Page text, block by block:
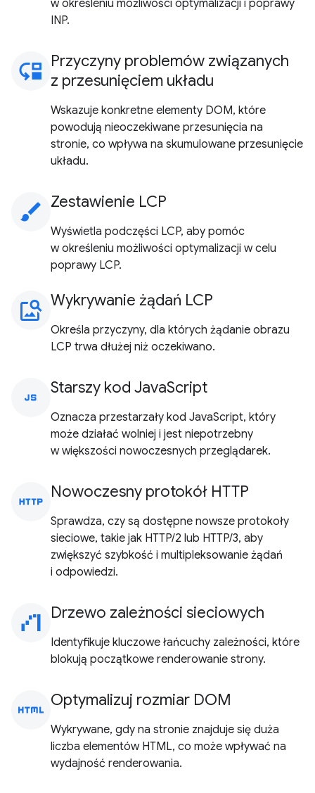
w określeniu możliwości optymalizacji i poprawy
INP.
move_down Przyczyny problemów związanych
z przesunięciem układu
Wskazuje konkretne elementy DOM, które
powodują nieoczekiwane przesunięcia na
stronie, co wpływa na skumulowane przesunięcie
układu.
brush Zestawienie LCP
Wyświetla podczęści LCP, aby pomóc
w określeniu możliwości optymalizacji w celu
poprawy LCP.
image_search Wykrywanie żądań LCP
Określa przyczyny, dla których żądanie obrazu
LCP trwa dłużej niż oczekiwano.
javascript Starszy kod JavaScript
Oznacza przestarzały kod JavaScript, który
może działać wolniej i jest niepotrzebny
w większości nowoczesnych przeglądarek.
http Nowoczesny protokół HTTP
Sprawdza, czy są dostępne nowsze protokoły
sieciowe, takie jak HTTP/2 lub HTTP/3, aby
zwiększyć szybkość i multipleksowanie żądań
i odpowiedzi.
waterfall_chart Drzewo zależności sieciowych
Identyfikuje kluczowe łańcuchy zależności, które
blokują początkowe renderowanie strony.
html Optymalizuj rozmiar DOM
Wykrywane, gdy na stronie znajduje się duża
liczba elementów HTML, co może wpływać na
wydajność renderowania.